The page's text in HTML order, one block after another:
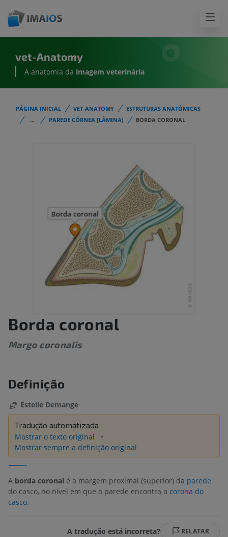
vet-Anatomy
A anatomia da imagem veterinária
PÁGINA INICIAL VET-ANATOMY
ESTRUTURAS ANATÔMICAS
...
PAREDE CÓRNEA [LÂMINA] BORDA CORONAL
Borda coronal
Margo coronalis
Definição
Estelle Demange
Tradução automatizada
Mostrar o texto original
Mostrar sempre a definição original
A borda coronal é a margem proximal (superior) da parede
do casco, no nível em que a parede encontra a corona do
casco.
A tradução está incorreta? RELATAR